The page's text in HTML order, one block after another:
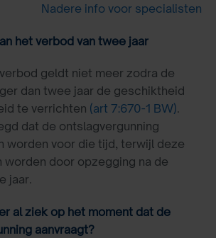
Nadere info voor specialisten
het verbod van twee jaar
geldt niet meer zodra de
dan twee jaar de geschiktheid
te verrichten (art 7:670-1 BW).
dat de ontslagvergunning
worden voor die tijd, terwijl deze
worden door opzegging na de
jaar.
al ziek op het moment dat de
aanvraagt?